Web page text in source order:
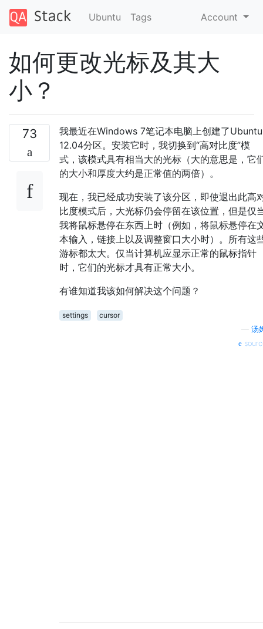
Ubuntu Tags Account
如何更改光标及其大
小？
73
我最近在Windows 7笔记本电脑上创建了Ubuntu
12.04分区。安装它时，我切换到“高对比度”模
式，该模式具有相当大的光标（大的意思是，它
的大小和厚度大约是正常值的两倍）。
现在，我已经成功安装了该分区，即使退出此高
比度模式后，大光标仍会停留在该位置，但是仅
我将鼠标悬停在东西上时（例如，将鼠标悬停在
本输入，链接上以及调整窗口大小时）。所有这
游标都太大。仅当计算机应显示正常的鼠标指针
时，它们的光标才具有正常大小。
有谁知道我该如何解决这个问题？
settings
cursor
汤